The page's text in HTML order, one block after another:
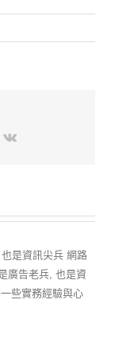
是資訊尖兵 網路
廣告老兵, 也是資
些實務經驗與心